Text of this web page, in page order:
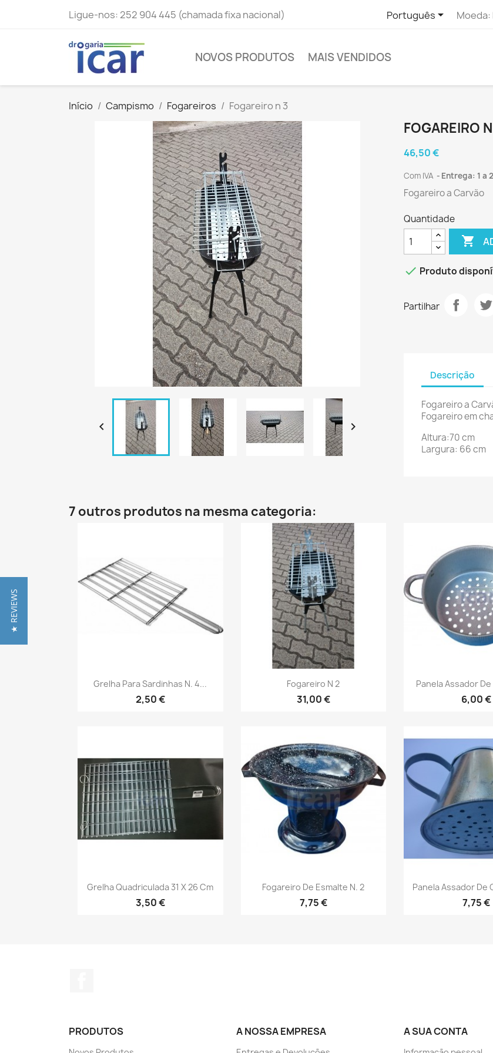
Ligue-nos: 252 904 445 (chamada fixa nacional) Português Moeda:
NOVOS PRODUTOS MAIS VENDIDOS
Início Campismo Fogareiros Fogareiro n 3
 
FOGAREIRO
46,50 €
Com IVA Entrega: 1 a
Fogareiro a Carvão
Quantidade

 Produto
Partilhar
Descrição
Fogareiro a
Fogareiro em
Altura:70 cm
Largura: 66 cm
7 outros produtos na mesma categoria:
Grelha Para Sardinhas N. 4...
2,50 €
Vista rápida Fogareiro N 2
31,00 €
Vista rápida Panela Assador
6,00 €
Vista
Grelha Quadriculada 31 X 26 Cm
3,50 €
Vista rápida Fogareiro De Esmalte N. 2
7,75 €
Vista rápida Panela Assador De
7,75 €
Vista
PRODUTOS A NOSSA EMPRESA A SUA CONTA
★ REVIEWS